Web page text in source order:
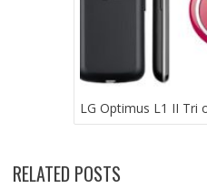
LG Optimus L1 II Tri
RELATED POSTS